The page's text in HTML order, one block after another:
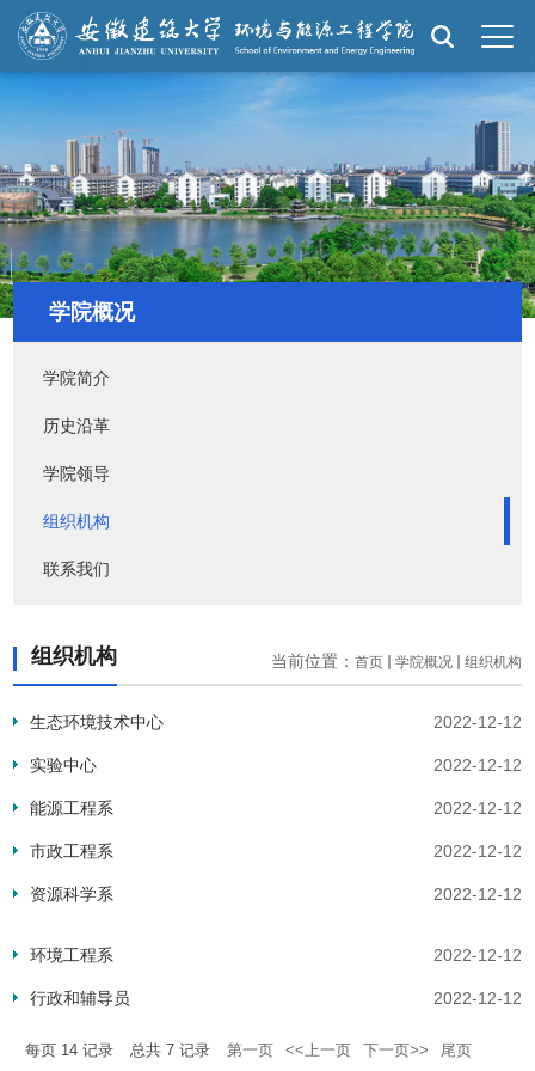
学院概况
学院简介
历史沿革
学院领导
组织机构
联系我们
组织机构 当前位置： 首页 学院概况 组织机构
生态环境技术中心 2022-12-12
实验中心 2022-12-12
能源工程系 2022-12-12
市政工程系 2022-12-12
资源科学系 2022-12-12
环境工程系 2022-12-12
行政和辅导员 2022-12-12
每页 14 记录 总共7 记录 第一页 <<上一页 下一页>> 尾页